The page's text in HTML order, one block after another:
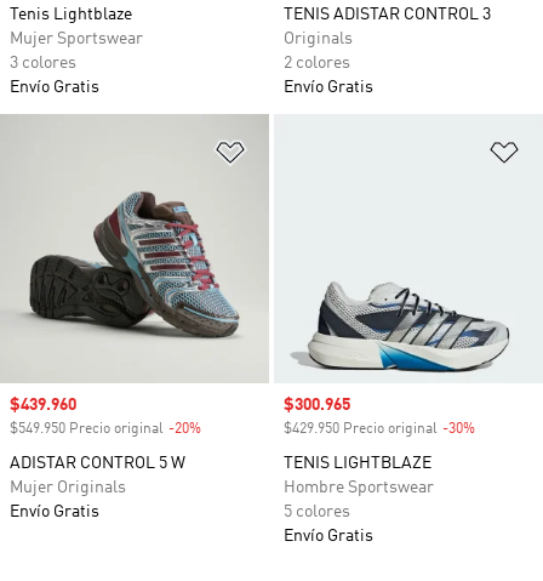
Tenis Lightblaze
Mujer Sportswear
3 colores
Envío Gratis
TENIS ADISTAR CONTROL 3
Originals
2 colores
Envío Gratis
Precio de venta
$439.960
$549.950 Precio original -20%
ADISTAR CONTROL 5 W
Mujer Originals
Envío Gratis
Precio de venta
$300.965
$429.950 Precio original -30%
TENIS LIGHTBLAZE
Hombre Sportswear
5 colores
Envío Gratis